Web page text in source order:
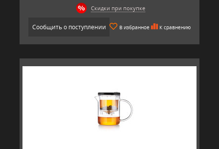
Скидки при покупке
Сообщить о поступлении В избранное К сравнению